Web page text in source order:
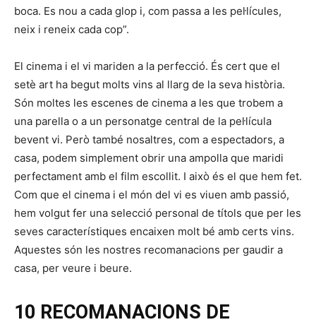
boca. Es nou a cada glop i, com passa a les pel·lícules,
neix i reneix cada cop”.
El cinema i el vi mariden a la perfecció. És cert que el
setè art ha begut molts vins al llarg de la seva història.
Són moltes les escenes de cinema a les que trobem a
una parella o a un personatge central de la pel·lícula
bevent vi. Però també nosaltres, com a espectadors, a
casa, podem simplement obrir una ampolla que maridi
perfectament amb el film escollit. I això és el que hem fet.
Com que el cinema i el món del vi es viuen amb passió,
hem volgut fer una selecció personal de títols que per les
seves característiques encaixen molt bé amb certs vins.
Aquestes són les nostres recomanacions per gaudir a
casa, per veure i beure.
10 RECOMANACIONS DE